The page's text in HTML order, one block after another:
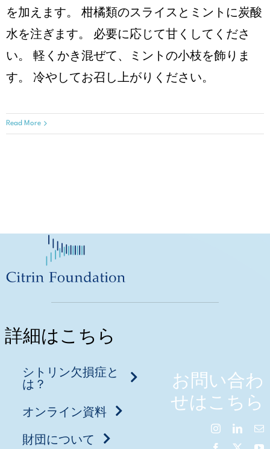
を加えます。 柑橘類のスライスとミントに炭酸
水を注ぎます。 必要に応じて甘くしてくださ
い。 軽くかき混ぜて、ミントの小枝を飾りま
す。 冷やしてお召し上がりください。
Read More
詳細はこちら
シトリン欠損症と
は？
オンライン資料
財団について
お問い合わ
せはこちら